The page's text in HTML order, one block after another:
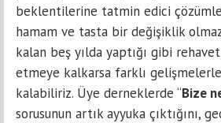
beklentilerine tatmin edici
hamam ve tasta bir değişiklik
kalan beş yılda yaptığı gibi
etmeye kalkarsa farklı gelişmelerle
kalabiliriz. Üye derneklerde “Bize
sorusunun artık ayyuka çıktığını,